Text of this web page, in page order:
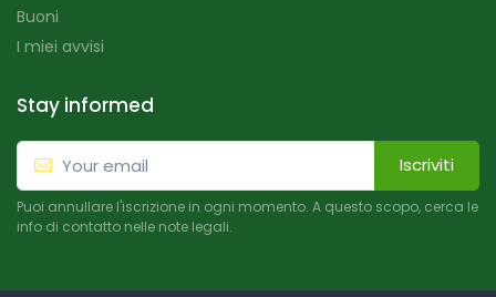
Buoni
I miei avvisi
Stay informed
Iscriviti
Puoi annullare l'iscrizione in ogni momento. A questo scopo, cerca le
info di contatto nelle note legali.